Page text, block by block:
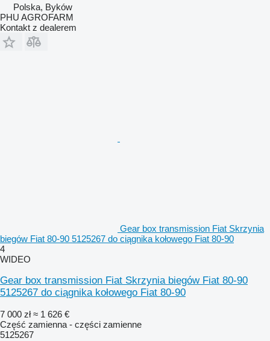
Polska, Byków
PHU AGROFARM
Kontakt z dealerem
Gear box transmission Fiat Skrzynia
biegów Fiat 80-90 5125267 do ciągnika kołowego Fiat 80-90
4
WIDEO
Gear box transmission Fiat Skrzynia biegów Fiat 80-90
5125267 do ciągnika kołowego Fiat 80-90
7 000 zł ≈ 1 626 €
Część zamienna - części zamienne
5125267